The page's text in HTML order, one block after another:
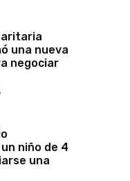
una nueva
negociar
niño de 4
una